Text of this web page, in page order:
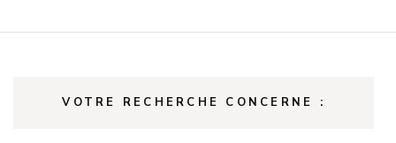
VOTRE RECHERCHE CONCERNE :